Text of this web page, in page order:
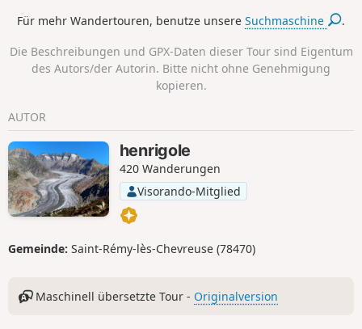
L'Avenquet hinaufführt. Auf dem Gipfel
Gipfel rund um Sospel.
Für mehr Wandertouren, benutze unsereSuchmaschine .
Die Beschreibungen und GPX-Daten dieser Tour sind Eigentum
des Autors/der Autorin. Bitte nicht ohne Genehmigung
kopieren.
AUTOR
henrigole
420 Wanderungen
Visorando-Mitglied
Gemeinde: Saint-Rémy-lès-Chevreuse (78470)
Maschinell übersetzte Tour - Originalversion